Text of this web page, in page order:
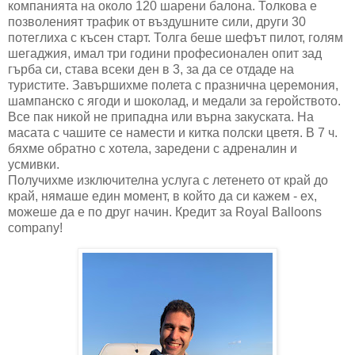
компанията на около 120 шарени балона. Толкова е
позволеният трафик от въздушните сили, други 30
потеглиха с късен старт. Толга беше шефът пилот, голям
шегаджия, имал три години професионален опит зад
гърба си, става всеки ден в 3, за да се отдаде на
туристите. Завършихме полета с празнична церемония,
шампанско с ягоди и шоколад, и медали за геройството.
Все пак никой не припадна или върна закуската. На
масата с чашите се намести и китка полски цветя. В 7 ч.
бяхме обратно с хотела, заредени с адреналин и
усмивки.
Получихме изключителна услуга с летенето от край до
край, нямаше един момент, в който да си кажем - ех,
можеше да е по друг начин. Кредит за Royal Balloons
company!